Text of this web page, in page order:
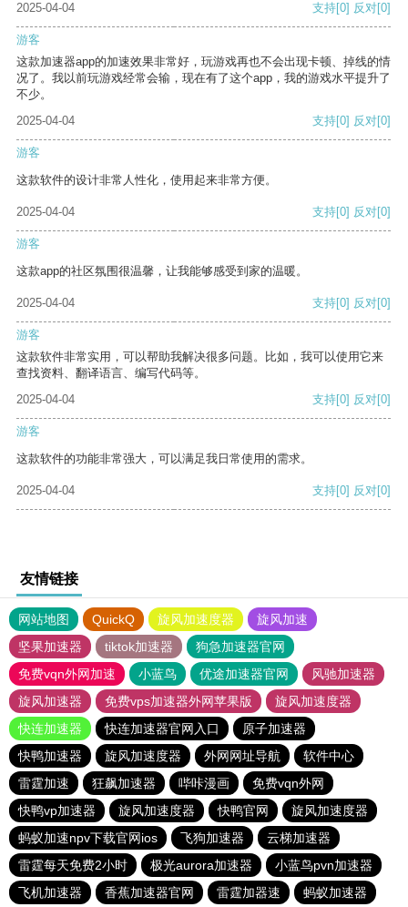
2025-04-04 支持[0] 反对[0]
游客
这款加速器app的加速效果非常好，玩游戏再也不会出现卡顿、掉线的情
况了。我以前玩游戏经常会输，现在有了这个app，我的游戏水平提升了
不少。
2025-04-04
支持[0] 反对[0]
游客
这款软件的设计非常人性化，使用起来非常方便。
2025-04-04 支持[0] 反对[0]
游客
这款app的社区氛围很温馨，让我能够感受到家的温暖。
2025-04-04 支持[0] 反对[0]
游客
这款软件非常实用，可以帮助我解决很多问题。比如，我可以使用它来
查找资料、翻译语言、编写代码等。
2025-04-04
支持[0] 反对[0]
游客
这款软件的功能非常强大，可以满足我日常使用的需求。
2025-04-04 支持[0] 反对[0]
友情链接
网站地图 QuickQ 旋风加速度器
旋风加速
坚果加速器
tiktok加速器
狗急加速器官网
免费vqn外网加速
小蓝鸟 优途加速器官网
风驰加速器
旋风加速器
免费vps加速器外网苹果版
旋风加速度器
快连加速器
快连加速器官网入口
原子加速器
快鸭加速器
旋风加速度器 外网网址导航
软件中心
雷霆加速
狂飙加速器 哔咔漫画
免费vqn外网
快鸭vp加速器
旋风加速度器 快鸭官网
旋风加速度器
蚂蚁加速npv下载官网ios
飞狗加速器
云梯加速器
雷霆每天免费2小时
极光aurora加速器
小蓝鸟pvn加速器
飞机加速器
香蕉加速器官网 雷霆加器速 蚂蚁加速器